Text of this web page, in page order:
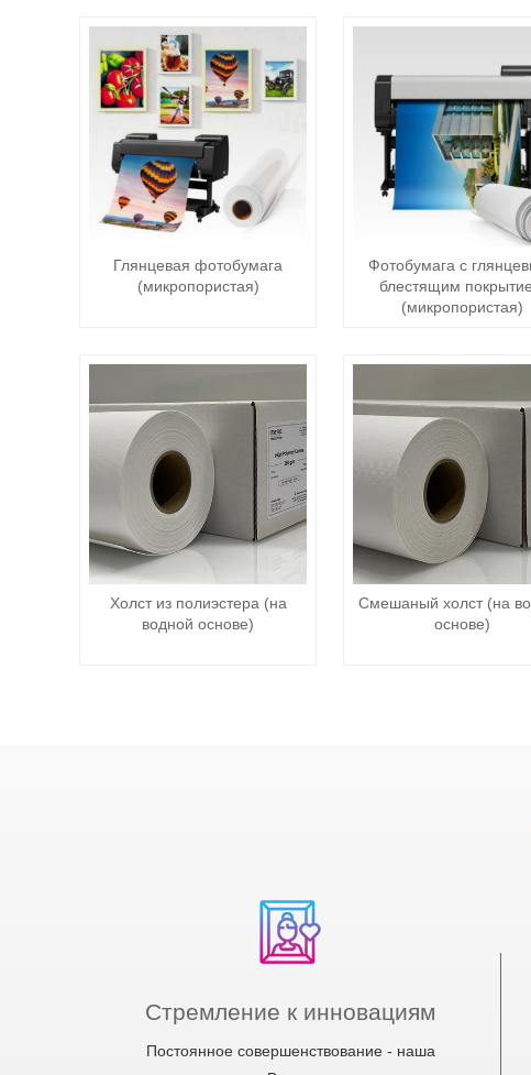
Глянцевая фотобумага
(микропористая)
Фотобумага с
блестящим
(микропористая)
Холст из полиэстера (на
водной основе)
Смешаный холст (на
основе)
Стремление к инновациям
Постоянное совершенствование - наша